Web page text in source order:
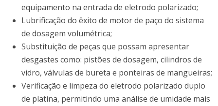
equipamento na entrada de eletrodo polarizado;
Lubrificação do êxito de motor de paço do sistema
de dosagem volumétrica;
Substituição de peças que possam apresentar
desgastes como: pistões de dosagem, cilindros de
vidro, válvulas de bureta e ponteiras de mangueiras;
Verificação e limpeza do eletrodo polarizado duplo
de platina, permitindo uma análise de umidade mais